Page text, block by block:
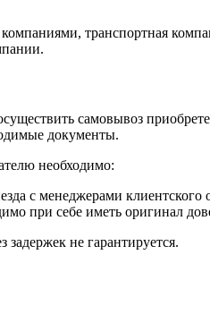
транспортная
самовывоз
документы.
необходимо:
с менеджерами
при себе иметь оригинал
не гарантируется.